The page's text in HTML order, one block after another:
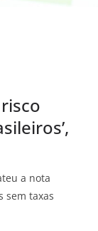
a nota
sem taxas